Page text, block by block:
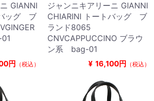
GIANNI
ッグ ブ
円 （税込）
ジャンニキアリーニ GIANNI
CHIARINI トートバッグ ブ
ランド8065
CNVCAPPUCCINO ブラウ
ン系 bag-01
¥ 16,100円 （税込）